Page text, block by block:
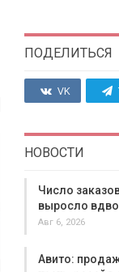
ПОДЕЛИТЬСЯ
VK
НОВОСТИ
Число
выросло
Авг 6, 2026
Авито: